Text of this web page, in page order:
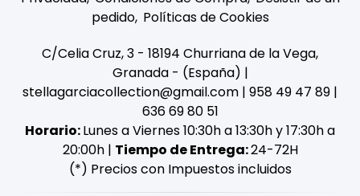
pedido Políticas de Cookies
C/Celia Cruz, 3 - 18194 Churriana de la Vega,
Granada - (España) |
stellagarciacollection@gmail.com | 958 49 47 89 |
636 69 80 51
Horario:Lunes a Viernes 10:30h a 13:30h y 17:30h a
20:00h | Tiempo de Entrega:24-72H
(*) Precios con Impuestos incluidos